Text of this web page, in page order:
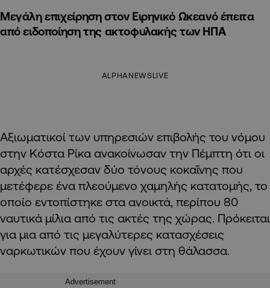
Μεγάλη επιχείρηση στον Ειρηνικό Ωκεανό έπειτα
από ειδοποίηση της ακτοφυλακής των ΗΠΑ
ALPHANEWSLIVE
Αξιωματικοί των υπηρεσιών επιβολής του νόμου
στην Κόστα Ρίκα ανακοίνωσαν την Πέμπτη ότι οι
αρχές κατέσχεσαν δύο τόνους κοκαΐνης που
μετέφερε ένα πλεούμενο χαμηλής κατατομής, το
οποίο εντοπίστηκε στα ανοικτά, περίπου 80
ναυτικά μίλια από τις ακτές της χώρας. Πρόκειται
για μια από τις μεγαλύτερες κατασχέσεις
ναρκωτικών που έχουν γίνει στη θάλασσα.
Advertisement